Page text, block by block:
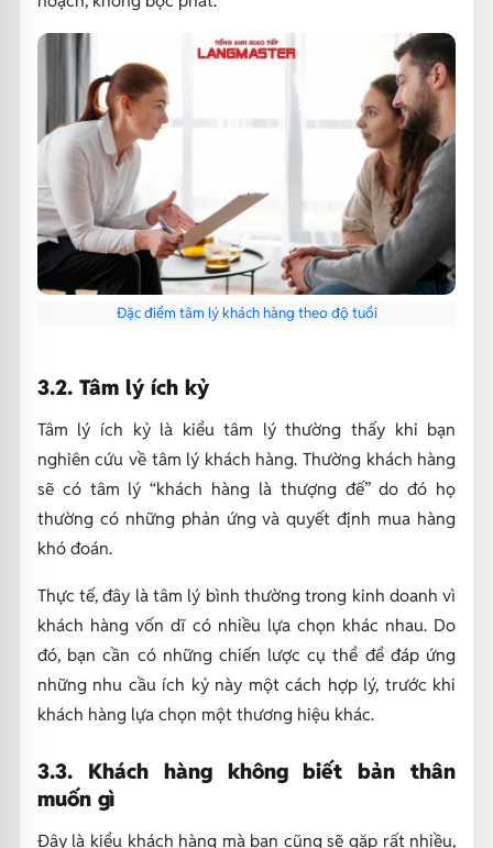
Đặc điểm tâm lý khách hàng theo độ tuổi
3.2. Tâm lý ích kỷ
Tâm lý ích kỷ là kiểu tâm lý thường thấy khi bạn
nghiên cứu về tâm lý khách hàng. Thường khách hàng
sẽ có tâm lý “khách hàng là thượng đế” do đó họ
thường có những phản ứng và quyết định mua hàng
khó đoán.
Thực tế, đây là tâm lý bình thường trong kinh doanh vì
khách hàng vốn dĩ có nhiều lựa chọn khác nhau. Do
đó, bạn cần có những chiến lược cụ thể để đáp ứng
những nhu cầu ích kỷ này một cách hợp lý, trước khi
khách hàng lựa chọn một thương hiệu khác.
3.3. Khách hàng không biết bản thân
muốn gì
Đây là kiểu khách hàng mà bạn cũng sẽ gặp rất nhiều,